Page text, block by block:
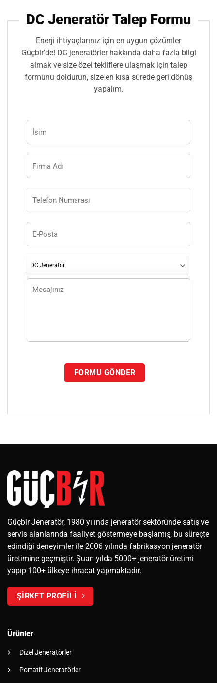
DC Jeneratör Talep Formu
Enerji ihtiyaçlarınız için en uygun çözümler
Güçbir’de! DC jeneratörler hakkında daha fazla bilgi
almak ve size özel tekliflere ulaşmak için talep
formunu doldurun, size en kısa sürede geri dönüş
yapalım.
Güçbir Jeneratör, 1980 yılında jeneratör sektöründe satış ve
servis alanlarında faaliyet göstermeye başlamış, bu süreçte
edindiği deneyimler ile 2006 yılında fabrikasyon jeneratör
üretimine geçmiştir. Şuan yılda 5000+ jeneratör üretimi
yapıp 100+ ülkeye ihracat yapmaktadır.
ŞİRKET PROFİLİ
Ürünler
Dizel Jeneratörler
Portatif Jeneratörler